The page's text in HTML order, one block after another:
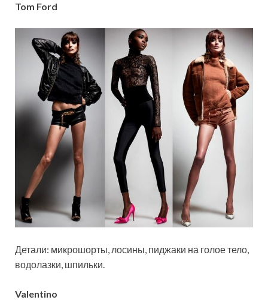
Tom Ford
Детали: микрошорты, лосины, пиджаки на голое тело,
водолазки, шпильки.
Valentino